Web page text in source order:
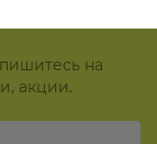
на
акции.